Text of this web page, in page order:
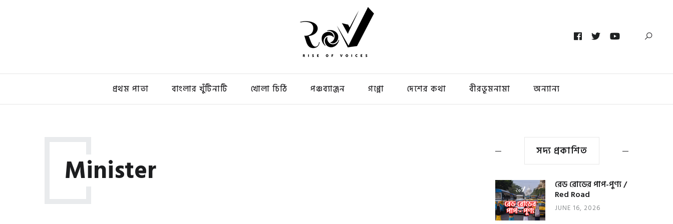
প্রথম পাতা বাংলার খুঁটিনাটি খোলা চিঠি পঞ্চব্যাঞ্জন গপ্পো দেশের কথা বীরভূমনামা অন্যান্য
Minister
সদ্য প্রকাশিত
রেড রোডের পাপ-পুণ্য /
Red Road
JUNE 16, 2026